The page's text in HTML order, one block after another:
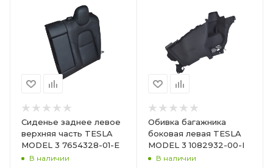
Сиденье заднее левое
верхняя часть TESLA
MODEL 3 7654328-01-E
В наличии
Обивка багажника
боковая левая TESLA
MODEL 3 1082932-00-I
В наличии